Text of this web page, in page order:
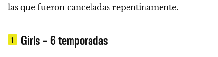
las que fueron canceladas repentinamente.
1 Girls – 6 temporadas